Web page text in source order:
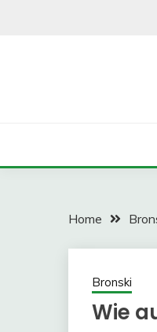
Home
Bronski
Wie